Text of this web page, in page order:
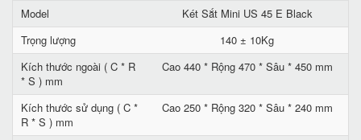
Model
Két Sắt Mini US 45 E Black
Trọng lượng
140 ± 10Kg
Kích thước ngoài ( C * R
* S ) mm
Cao 440 * Rộng 470 * Sâu * 450 mm
Kích thước sử dụng ( C *
R * S ) mm
Cao 250 * Rộng 320 * Sâu * 240 mm